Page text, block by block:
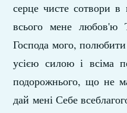
серце чисте сотвори в
всього мене любов'ю
Господа мого,
усією силою і всіма
подорожнього, що не
дай мені Себе